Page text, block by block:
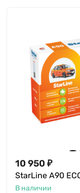
10 950 ₽
StarLine A90
В наличии